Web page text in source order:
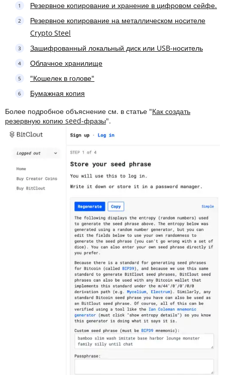
Резервное копирование и хранение в цифровом сейфе.
Резервное копирование на металлическом носителе
Crypto Steel
Зашифрованный локальный диск или USB-носитель
Облачное хранилище
"Кошелек в голове"
Бумажная копия
Более подробное объяснение см. в статье "Как создать
резервную копию seed-фразы".